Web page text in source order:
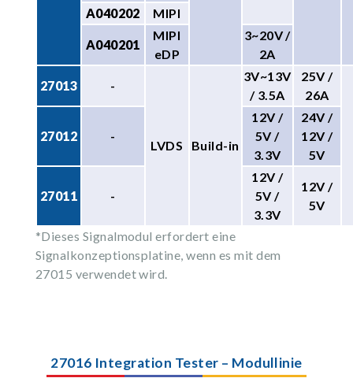
A040202
MIPI
A040201
MIPI
eDP
3~20V /
2A
27013 -
LVDS Build-in
3V~13V
/ 3.5A
25V /
26A
27012 -
12V /
5V /
3.3V
24V /
12V /
5V
27011 -
12V /
5V /
3.3V
12V /
5V
*Dieses Signalmodul erfordert eine
Signalkonzeptionsplatine, wenn es mit dem
27015 verwendet wird.
27016 Integration Tester – Modullinie